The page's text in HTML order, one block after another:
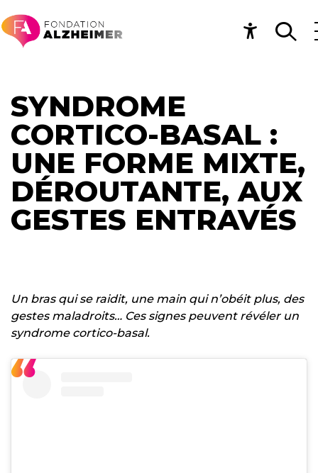
SYNDROME
CORTICO-BASAL :
UNE FORME MIXTE,
DÉROUTANTE, AUX
GESTES ENTRAVÉS
Un bras qui se raidit, une main qui n’obéit plus, des
gestes maladroits… Ces signes peuvent révéler un
syndrome cortico-basal.